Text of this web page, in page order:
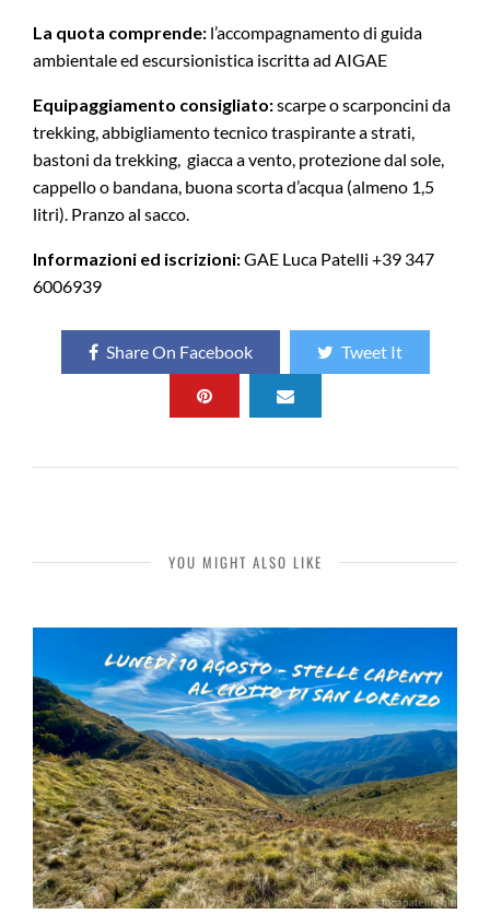
La quota comprende: l’accompagnamento di guida
ambientale ed escursionistica iscritta ad AIGAE
Equipaggiamento consigliato:scarpe o scarponcini da
trekking, abbigliamento tecnico traspirante a strati,
bastoni da trekking, giacca a vento, protezione dal sole,
cappello o bandana, buona scorta d’acqua (almeno 1,5
litri). Pranzo al sacco.
Informazioni ed iscrizioni:GAE Luca Patelli +39 347
6006939
Share On Facebook Tweet It
YOU MIGHT ALSO LIKE